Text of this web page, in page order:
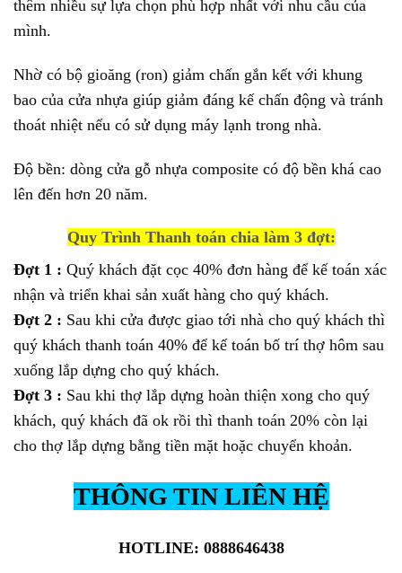
thêm nhiều sự lựa chọn phù hợp nhất với nhu cầu của
mình.
Nhờ có bộ gioăng (ron) giảm chấn gắn kết với khung
bao của cửa nhựa giúp giảm đáng kế chấn động và tránh
thoát nhiệt nếu có sử dụng máy lạnh trong nhà.
Độ bền: dòng cửa gỗ nhựa composite có độ bền khá cao
lên đến hơn 20 năm.
Quy Trình Thanh toán chia làm 3 đợt:
Đợt 1 : Quý khách đặt cọc 40% đơn hàng để kế toán xác
nhận và triển khai sản xuất hàng cho quý khách.
Đợt 2 : Sau khi cửa được giao tới nhà cho quý khách thì
quý khách thanh toán 40% để kế toán bố trí thợ hôm sau
xuống lắp dựng cho quý khách.
Đợt 3 : Sau khi thợ lắp dựng hoàn thiện xong cho quý
khách, quý khách đã ok rồi thì thanh toán 20% còn lại
cho thợ lắp dựng bằng tiền mặt hoặc chuyển khoản.
THÔNG TIN LIÊN HỆ
HOTLINE: 0888646438